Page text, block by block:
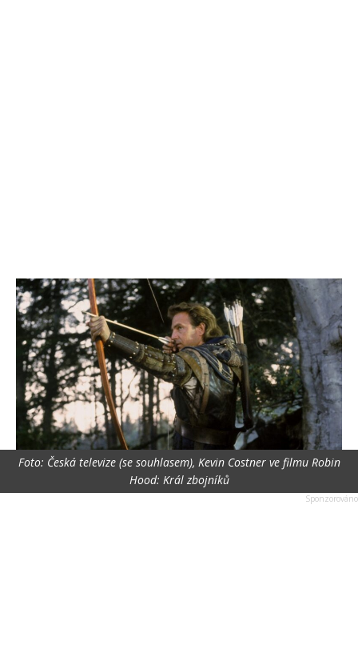
Foto: Česká televize (se souhlasem), Kevin Costner ve filmu Robin
Hood: Král zbojníků